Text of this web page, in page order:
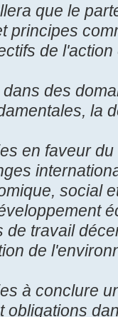
que le
principes
de
des
la
en faveur
social
de travail
de
à conclure
obligations